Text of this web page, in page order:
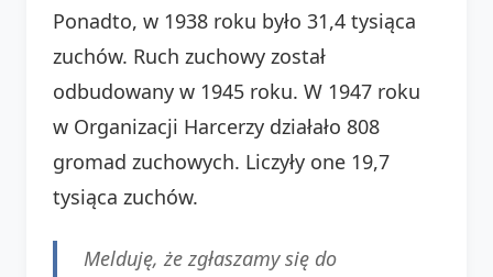
Ponadto, w 1938 roku było 31,4 tysiąca
zuchów. Ruch zuchowy został
odbudowany w 1945 roku. W 1947 roku
w Organizacji Harcerzy działało 808
gromad zuchowych. Liczyły one 19,7
tysiąca zuchów.
Melduję, że zgłaszamy się do